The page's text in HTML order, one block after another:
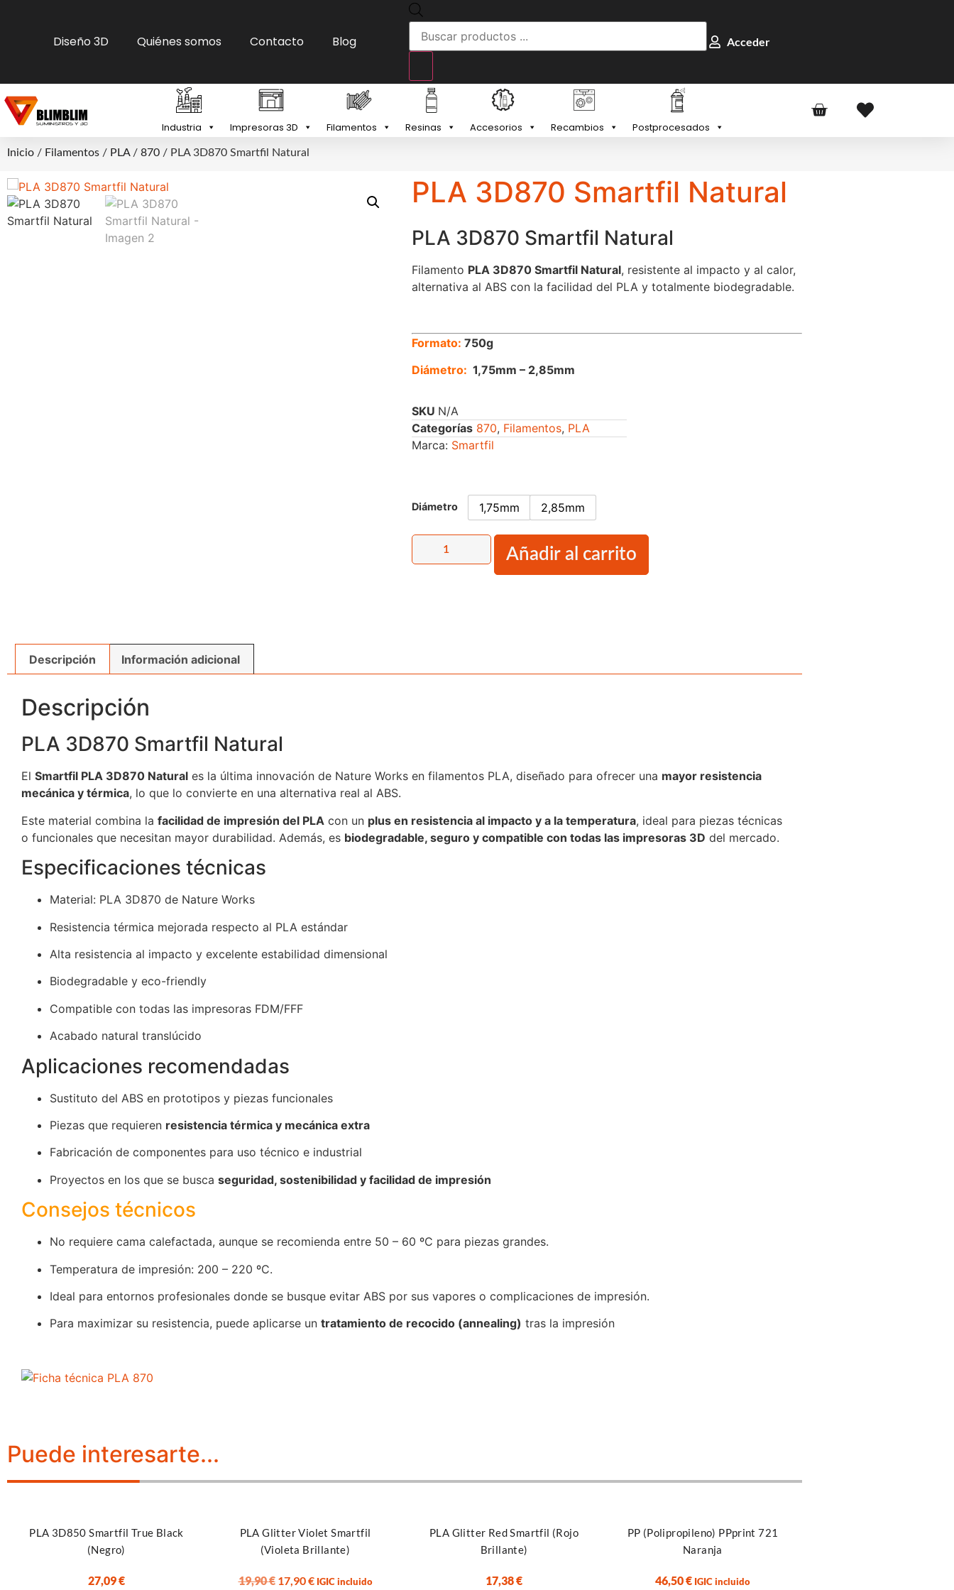
Diseño 3D Quiénes somos Contacto Blog Acceder
Industria Impresoras 3D Filamentos Resinas Accesorios Recambios Postprocesados
Inicio / Filamentos / PLA/ 870 / PLA 3D870 Smartfil Natural
PLA 3D870 Smartfil Natural
PLA 3D870 Smartfil Natural
Filamento PLA 3D870 Smartfil Natural, resistente al impacto y al calor,
alternativa al ABS con la facilidad del PLA y totalmente biodegradable.
Formato: 750g
Diámetro: 1,75mm – 2,85mm
SKU N/A
Categorías 870, Filamentos, PLA
Marca: Smartfil
Diámetro 1,75mm 2,85mm
Añadir al carrito
Descripción Información adicional
Descripción
PLA 3D870 Smartfil Natural
El Smartfil PLA 3D870 Natural es la última innovación de Nature Works en filamentos PLA, diseñado para ofrecer una mayor resistencia
mecánica y térmica, lo que lo convierte en una alternativa real al ABS.
Este material combina la facilidad de impresión del PLA con un plus en resistencia al impacto y a la temperatura, ideal para piezas técnicas
o funcionales que necesitan mayor durabilidad. Además, es biodegradable, seguro y compatible con todas las impresoras 3D del mercado.
Especificaciones técnicas
Material: PLA 3D870 de Nature Works
Resistencia térmica mejorada respecto al PLA estándar
Alta resistencia al impacto y excelente estabilidad dimensional
Biodegradable y eco-friendly
Compatible con todas las impresoras FDM/FFF
Acabado natural translúcido
Aplicaciones recomendadas
Sustituto del ABS en prototipos y piezas funcionales
Piezas que requieren resistencia térmica y mecánica extra
Fabricación de componentes para uso técnico e industrial
Proyectos en los que se busca seguridad, sostenibilidad y facilidad de impresión
Consejos técnicos
No requiere cama calefactada, aunque se recomienda entre 50 – 60 ºC para piezas grandes.
Temperatura de impresión: 200 – 220 ºC.
Ideal para entornos profesionales donde se busque evitar ABS por sus vapores o complicaciones de impresión.
Para maximizar su resistencia, puede aplicarse un tratamiento de recocido (annealing) tras la impresión
Puede interesarte...
PLA 3D850 Smartfil True Black
(Negro)
27,09€
PLA Glitter Violet Smartfil
(Violeta Brillante)
19,90€17,90€IGIC incluido
PLA Glitter Red Smartfil (Rojo
Brillante)
17,38€
PP (Polipropileno) PPprint 721
Naranja
46,50€IGIC incluido